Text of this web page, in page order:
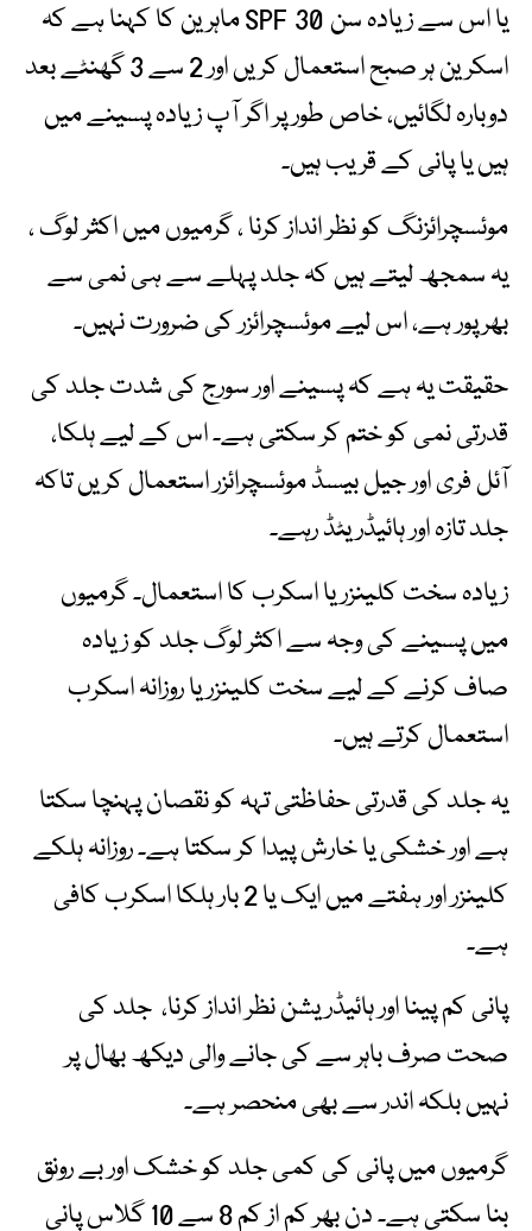
ماہرین کا کہنا ہے کہ SPF 30 یا اس سے زیادہ سن
اسکرین ہر صبح استعمال کریں اور 2 سے 3 گھنٹے بعد
دوبارہ لگائیں، خاص طور پر اگر آپ زیادہ پسینے میں
ہیں یا پانی کے قریب ہیں۔
، موئسچرائزنگ کو نظر انداز کرنا ، گرمیوں میں اکثر لوگ
یہ سمجھ لیتے ہیں کہ جلد پہلے سے ہی نمی سے
بھرپور ہے، اس لیے موئسچرائزر کی ضرورت نہیں۔
حقیقت یہ ہے کہ پسینے اور سورج کی شدت جلد کی
قدرتی نمی کو ختم کر سکتی ہے۔ اس کے لیے ہلکا،
آئل فری اور جیل بیسڈ موئسچرائزر استعمال کریں تاکہ
جلد تازہ اور ہائیڈریٹڈ رہے۔
زیادہ سخت کلینزر یا اسکرب کا استعمال۔ گرمیوں
میں پسینے کی وجہ سے اکثر لوگ جلد کو زیادہ
صاف کرنے کے لیے سخت کلینزر یا روزانہ اسکرب
استعمال کرتے ہیں۔
یہ جلد کی قدرتی حفاظتی تہہ کو نقصان پہنچا سکتا
ہے اور خشکی یا خارش پیدا کر سکتا ہے۔ روزانہ ہلکے
کلینزر اور ہفتے میں ایک یا 2 بار ہلکا اسکرب کافی
ہے۔
پانی کم پینا اور ہائیڈریشن نظر انداز کرنا، جلد کی
صحت صرف باہر سے کی جانے والی دیکھ بھال پر
نہیں بلکہ اندر سے بھی منحصر ہے۔
گرمیوں میں پانی کی کمی جلد کو خشک اور بے رونق
بنا سکتی ہے۔ دن بھر کم از کم 8 سے 10 گلاس پانی